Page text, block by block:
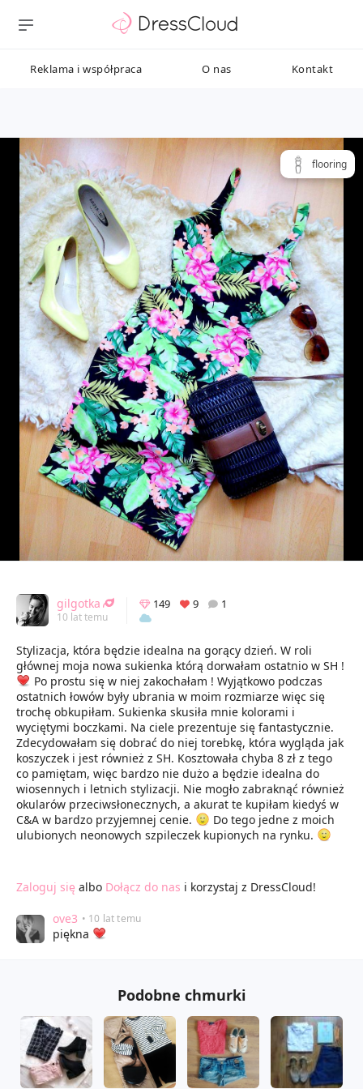
Reklama i współpraca O nas Kontakt
flooring
gilgotka
10 lat temu
149 9 1
Stylizacja, która będzie idealna na gorący dzień. W roli
głównej moja nowa sukienka którą dorwałam ostatnio w SH !
Po prostu się w niej zakochałam ! Wyjątkowo podczas
ostatnich łowów były ubrania w moim rozmiarze więc się
trochę obkupiłam. Sukienka skusiła mnie kolorami i
wyciętymi boczkami. Na ciele prezentuje się fantastycznie.
Zdecydowałam się dobrać do niej torebkę, która wygląda jak
koszyczek i jest również z SH. Kosztowała chyba 8 zł z tego
co pamiętam, więc bardzo nie dużo a będzie idealna do
wiosennych i letnich stylizacji. Nie mogło zabraknąć również
okularów przeciwsłonecznych, a akurat te kupiłam kiedyś w
C&A w bardzo przyjemnej cenie.
Do tego jedne z moich
ulubionych neonowych szpileczek kupionych na rynku.
Zaloguj się albo Dołącz do nas i korzystaj z DressCloud!
ove3 • 10 lat temu
piękna
Podobne chmurki